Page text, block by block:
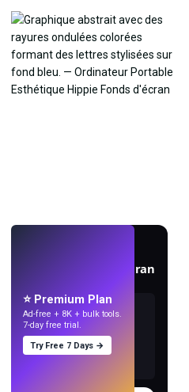
Créez des fonds d'écran
⭐ Premium Plan
Ad-free + 8K + bulk tools.
7-day free trial.
Try Free 7 Days →